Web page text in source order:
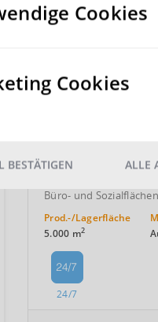
- Das Objekt hat eine
Büro- und
Prod.-/Lagerfläche
5.000 m2
24/7
Cookies
Cookies
BESTÄTIGEN ALLE